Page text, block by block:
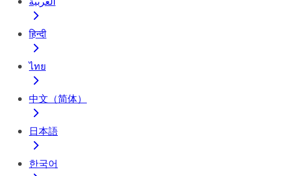
हिन्दी
ไทย
中文（简体）
日本語
한국어